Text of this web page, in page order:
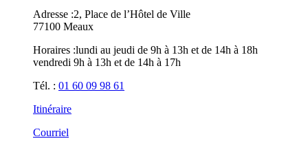
Adresse :2, Place de l’Hôtel de Ville
77100 Meaux
Horaires :lundi au jeudi de 9h à 13h et de 14h à 18h
vendredi 9h à 13h et de 14h à 17h
Tél. : 01 60 09 98 61
Itinéraire
Courriel